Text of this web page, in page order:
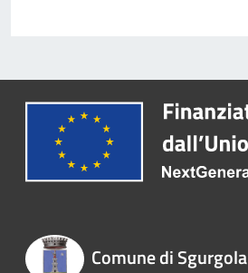
Comune di Sgurgola